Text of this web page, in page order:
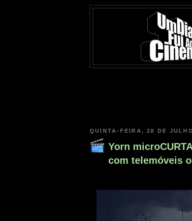
QUINTA-FEIRA, 28 DE
Yorn
com telemóveis